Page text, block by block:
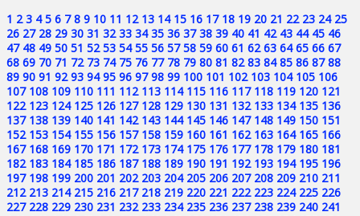
1 2 3 4 5 6 7 8 9 10 11 12 13 14 15 16 17 18 19 20 21 22 23 24 25
26 27 28 29 30 31 32 33 34 35 36 37 38 39 40 41 42 43 44 45 46
47 48 49 50 51 52 53 54 55 56 57 58 59 60 61 62 63 64 65 66 67
68 69 70 71 72 73 74 75 76 77 78 79 80 81 82 83 84 85 86 87 88
89 90 91 92 93 94 95 96 97 98 99 100 101 102 103 104 105 106
107 108 109 110 111 112 113 114 115 116 117 118 119 120 121
122 123 124 125 126 127 128 129 130 131 132 133 134 135 136
137 138 139 140 141 142 143 144 145 146 147 148 149 150 151
152 153 154 155 156 157 158 159 160 161 162 163 164 165 166
167 168 169 170 171 172 173 174 175 176 177 178 179 180 181
182 183 184 185 186 187 188 189 190 191 192 193 194 195 196
197 198 199 200 201 202 203 204 205 206 207 208 209 210 211
212 213 214 215 216 217 218 219 220 221 222 223 224 225 226
227 228 229 230 231 232 233 234 235 236 237 238 239 240 241